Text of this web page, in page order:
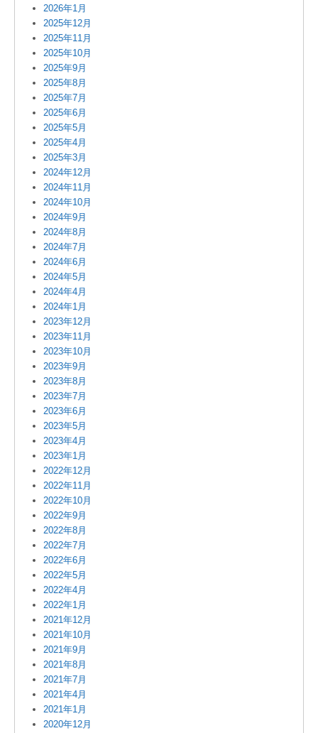
2026年1月
2025年12月
2025年11月
2025年10月
2025年9月
2025年8月
2025年7月
2025年6月
2025年5月
2025年4月
2025年3月
2024年12月
2024年11月
2024年10月
2024年9月
2024年8月
2024年7月
2024年6月
2024年5月
2024年4月
2024年1月
2023年12月
2023年11月
2023年10月
2023年9月
2023年8月
2023年7月
2023年6月
2023年5月
2023年4月
2023年1月
2022年12月
2022年11月
2022年10月
2022年9月
2022年8月
2022年7月
2022年6月
2022年5月
2022年4月
2022年1月
2021年12月
2021年10月
2021年9月
2021年8月
2021年7月
2021年4月
2021年1月
2020年12月